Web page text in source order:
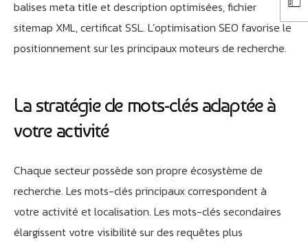
balises meta title et description optimisées, fichier
sitemap XML, certificat SSL. L’optimisation SEO favorise le
positionnement sur les principaux moteurs de recherche.
La stratégie de mots-clés adaptée à
votre activité
Chaque secteur possède son propre écosystème de
recherche. Les mots-clés principaux correspondent à
votre activité et localisation. Les mots-clés secondaires
élargissent votre visibilité sur des requêtes plus